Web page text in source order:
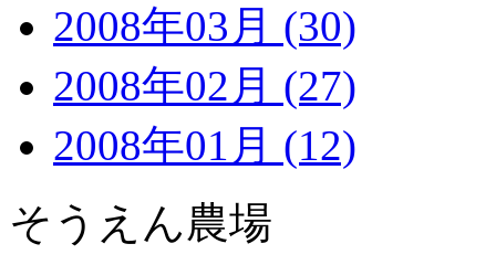
2008年03月 (30)
2008年02月 (27)
2008年01月 (12)
そうえん農場